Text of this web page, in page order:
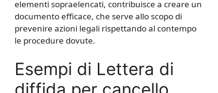
elementi sopraelencati, contribuisce a creare un
documento efficace, che serve allo scopo di
prevenire azioni legali rispettando al contempo
le procedure dovute.
Esempi di Lettera di